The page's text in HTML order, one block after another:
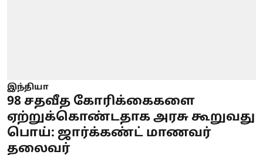
இந்தியா
98 சதவீத கோரிக்கைகளை
ஏற்றுக்கொண்டதாக அரசு கூறுவது
பொய்: ஜார்க்கண்ட் மாணவர்
தலைவர்